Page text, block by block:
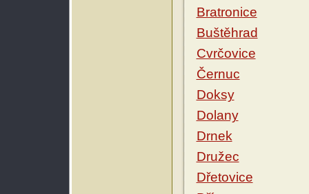
Bratronice
Buštěhrad
Cvrčovice
Černuc
Doksy
Dolany
Drnek
Družec
Dřetovice